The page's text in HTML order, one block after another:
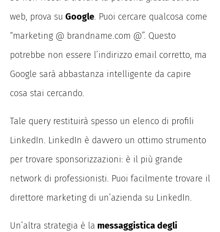
web, prova su Google. Puoi cercare qualcosa come
“marketing @ brandname.com @”. Questo
potrebbe non essere l’indirizzo email corretto, ma
Google sarà abbastanza intelligente da capire
cosa stai cercando.
Tale query restituirà spesso un elenco di profili
LinkedIn. LinkedIn è davvero un ottimo strumento
per trovare sponsorizzazioni: è il più grande
network di professionisti. Puoi facilmente trovare il
direttore marketing di un’azienda su LinkedIn.
Un’altra strategia è la messaggisticadegli